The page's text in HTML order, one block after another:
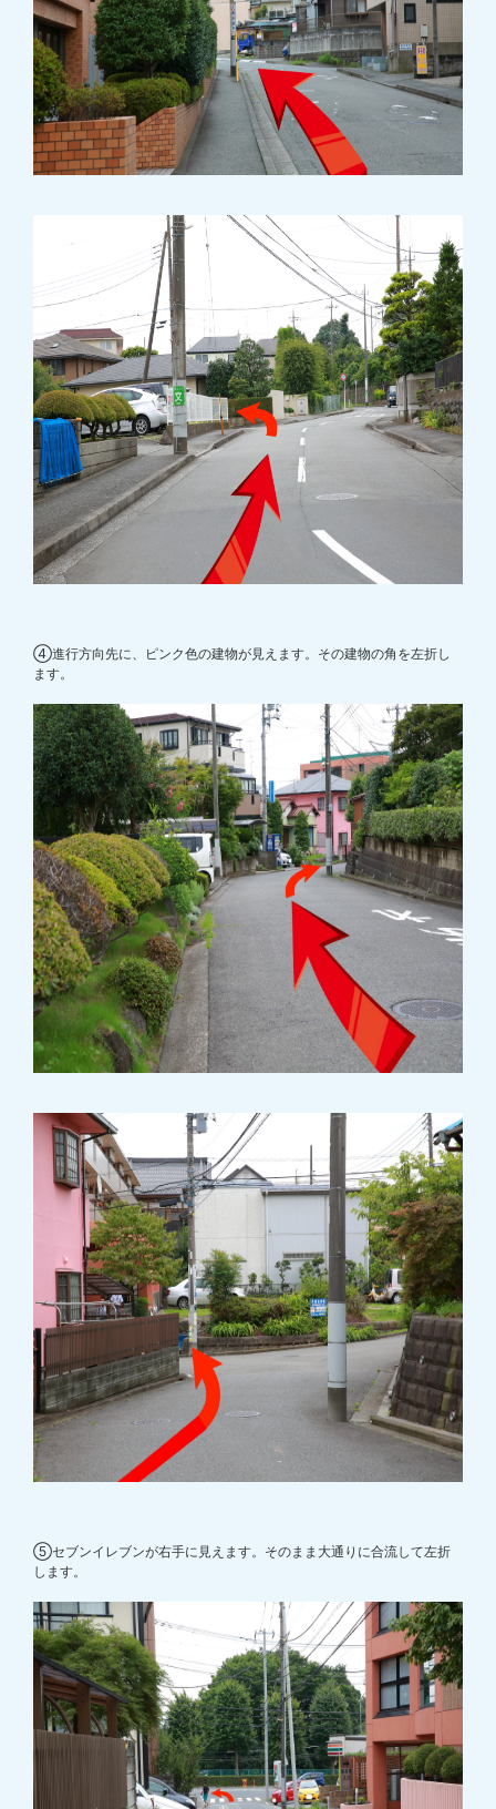
④進行方向先に、ピンク色の建物が見えます。その建物の角を左折し
ます。
⑤セブンイレブンが右手に見えます。そのまま大通りに合流して左折
します。